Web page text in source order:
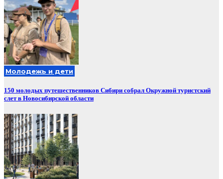
Молодежь и дети
150 молодых путешественников Сибири собрал Окружной туристский
слет в Новосибирской области